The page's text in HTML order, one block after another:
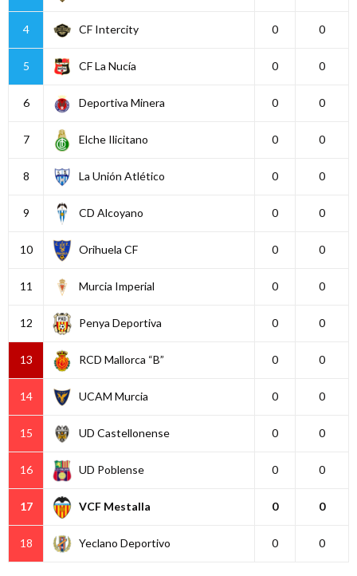
4 CF Intercity 0 0
5 CF La Nucía 0 0
6 Deportiva Minera 0 0
7 Elche Ilicitano 0 0
8 La Unión Atlético 0 0
9 CD Alcoyano 0 0
10 Orihuela CF 0 0
11 Murcia Imperial 0 0
12 Penya Deportiva 0 0
13 RCD Mallorca “B” 0 0
14 UCAM Murcia 0 0
15 UD Castellonense 0 0
16 UD Poblense 0 0
17 VCF Mestalla 0 0
18 Yeclano Deportivo 0 0